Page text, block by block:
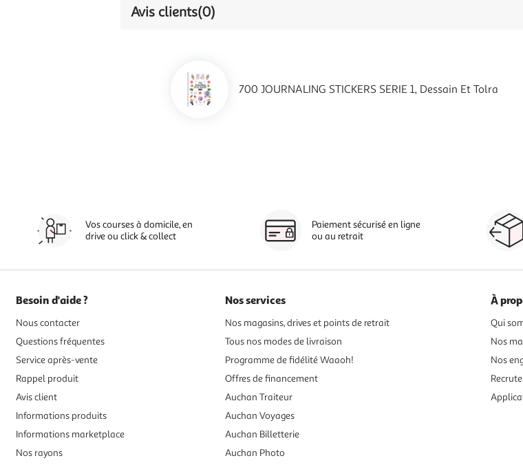
Avis clients(0)
700 JOURNALING STICKERS SERIE 1, Dessain Et Tolra
Vos courses à domicile, en
drive ou click & collect
Paiement sécurisé en ligne
ou au retrait
Besoin d'aide ?
Nous contacter
Questions fréquentes
Service après-vente
Rappel produit
Avis client
Informations produits
Informations marketplace
Nos rayons
Nos services
Nos magasins, drives et points de retrait
Tous nos modes de livraison
Programme de fidélité Waaoh!
Offres de financement
Auchan Traiteur
Auchan Voyages
Auchan Billetterie
Auchan Photo
À
Qui
Nos
Nos